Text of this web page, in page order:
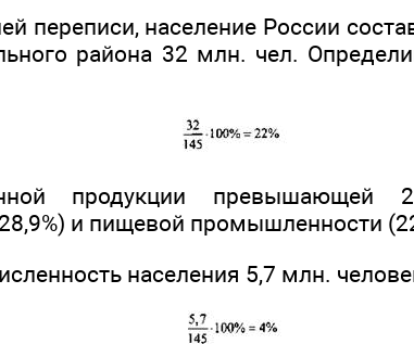
переписи, население России
района 32 млн. чел.
продукции превышающей
и пищевой промышленности
населения 5,7 млн.